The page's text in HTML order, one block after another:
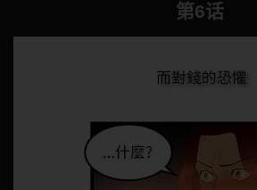
第6话